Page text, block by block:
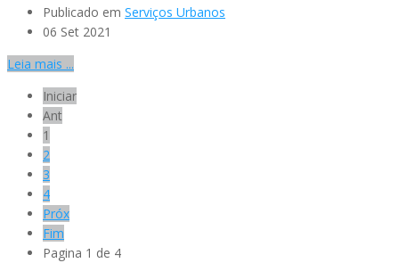
Publicado em Serviços Urbanos
06 Set 2021
Leia mais ...
Iniciar
Ant
1
2
3
4
Próx
Fim
Pagina 1 de 4